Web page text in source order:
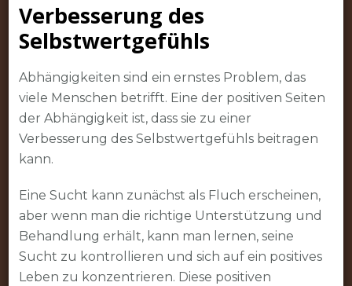
Verbesserung des
Selbstwertgefühls
Abhängigkeiten sind ein ernstes Problem, das
viele Menschen betrifft. Eine der positiven Seiten
der Abhängigkeit ist, dass sie zu einer
Verbesserung des Selbstwertgefühls beitragen
kann.
Eine Sucht kann zunächst als Fluch erscheinen,
aber wenn man die richtige Unterstützung und
Behandlung erhält, kann man lernen, seine
Sucht zu kontrollieren und sich auf ein positives
Leben zu konzentrieren. Diese positiven